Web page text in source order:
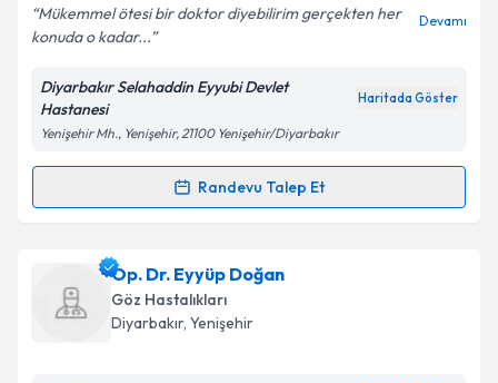
Kişisel verilerimin işlenmesine ilişkin
Aydınlatma
Metni
kapsamda işlenmesini kabul ediyorum.
Takvim Talebini Gönder
Mükemmel ötesi bir doktor diyebilirim gerçekten her
konuda o kadar...
Devamı
Diyarbakır Selahaddin Eyyubi Devlet
Hastanesi
Haritada Göster
Yenişehir Mh., Yenişehir, 21100 Yenişehir/Diyarbakır
Randevu Talep Et
Randevu Takvimi Talebi
Uzm. Dr. Bağda Gül Bilekiçin randevu takvimi talebi
oluşturun. Size bu uzmandan randevu almanız için bir
takvim hazırlandığında e-posta ile bilgilendireceğiz.
Op. Dr. Eyyüp Doğan
Göz Hastalıkları
Diyarbakır, Yenişehir